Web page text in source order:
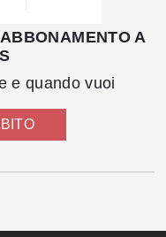
A
e quando vuoi